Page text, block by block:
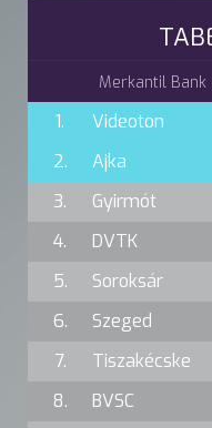
Merkantil
1. Videoton
2.
Ajka
3.
Gyirmót
4.
DVTK
5.
Soroksár
6.
Szeged
7.
Tiszakécske
8.
BVSC